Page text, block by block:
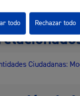
Ciudadanas:
Rechazar todo
todo